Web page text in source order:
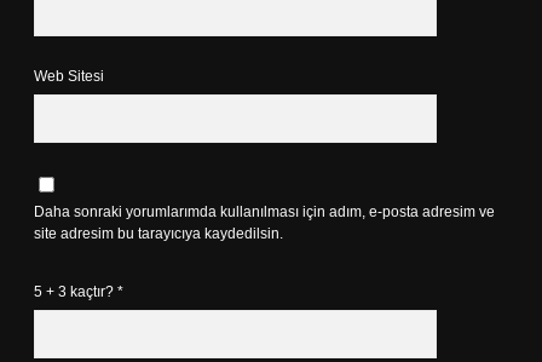
Web Sitesi
Daha sonraki yorumlarımda kullanılması için adım, e-posta adresim ve
site adresim bu tarayıcıya kaydedilsin.
5 + 3 kaçtır? *